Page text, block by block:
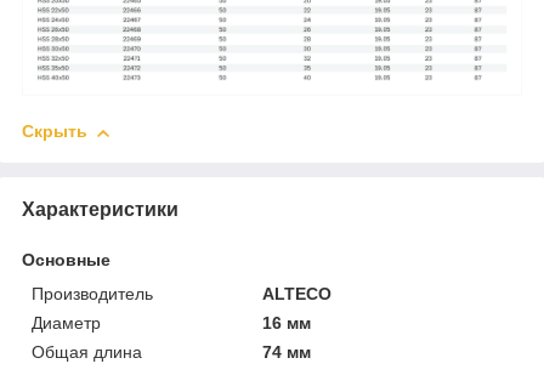
Скрыть
Характеристики
Основные
Производитель
ALTECO
Диаметр
16 мм
Общая длина
74 мм